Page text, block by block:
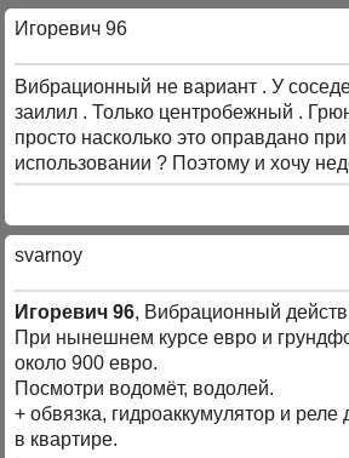
Игоревич 96
Вибрационный не вариант . У
заилил . Только центробежный .
просто насколько это оправдано
использовании ? Поэтому и хочу
svarnoy
Игоревич 96, Вибрационный
При нынешнем курсе евро и
около 900 евро.
Посмотри водомёт, водолей.
+ обвязка, гидроаккумулятор и реле
в квартире.